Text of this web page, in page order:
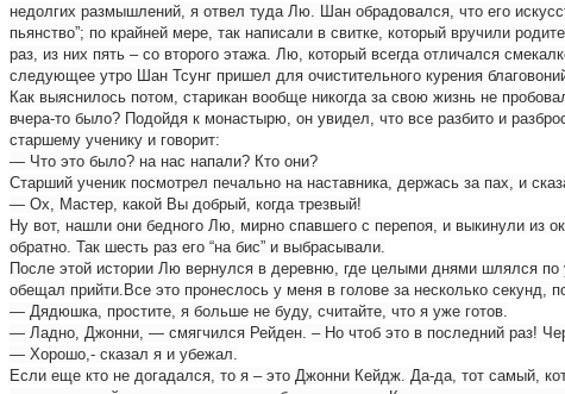
недолгих размышлений, я отвел туда Лю. Шан обрадовался, что его
пьянство”; по крайней мере, так написали в свитке, который вручили
раз, из них пять – со второго этажа. Лю, который всегда отличался
следующее утро Шан Тсунг пришел для очистительного курения
Как выяснилось потом, старикан вообще никогда за свою жизнь не
вчера-то было? Подойдя к монастырю, он увидел, что все разбито и
старшему ученику и говорит:
— Что это было? на нас напали? Кто они?
Старший ученик посмотрел печально на наставника, держась за пах, и
— Ох, Мастер, какой Вы добрый, когда трезвый!
Ну вот, нашли они бедного Лю, мирно спавшего с перепоя, и выкинули из
обратно. Так шесть раз его “на бис” и выбрасывали.
После этой истории Лю вернулся в деревню, где целыми днями шлялся по
обещал прийти.Все это пронеслось у меня в голове за несколько секунд,
— Дядюшка, простите, я больше не буду, считайте, что я уже готов.
— Ладно, Джонни, — смягчился Рейден. – Но чтоб это в последний раз!
— Хорошо,- сказал я и убежал.
Если еще кто не догадался, то я – это Джонни Кейдж. Да-да, тот самый,